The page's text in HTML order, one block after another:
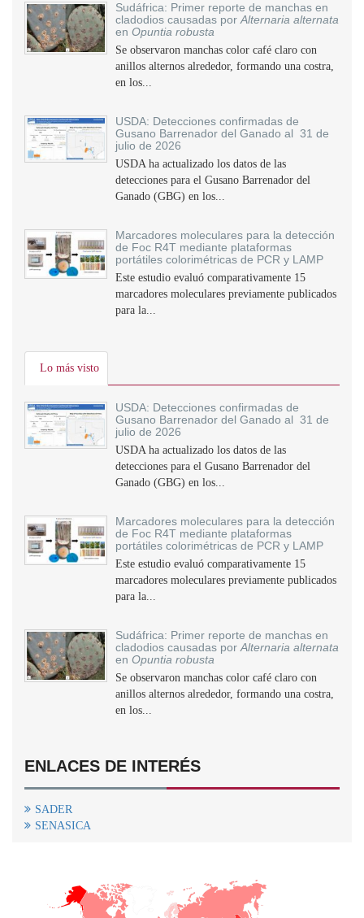
Sudáfrica: Primer reporte de manchas en
cladodios causadas por Alternaria alternata
en Opuntia robusta
Se observaron manchas color café claro con
anillos alternos alrededor, formando una costra,
en los...
USDA: Detecciones confirmadas de
Gusano Barrenador del Ganado al 31 de
julio de 2026
USDA ha actualizado los datos de las
detecciones para el Gusano Barrenador del
Ganado (GBG) en los...
Marcadores moleculares para la detección
de Foc R4T mediante plataformas
portátiles colorimétricas de PCR y LAMP
Este estudio evaluó comparativamente 15
marcadores moleculares previamente publicados
para la...
Lo más visto
USDA: Detecciones confirmadas de
Gusano Barrenador del Ganado al 31 de
julio de 2026
USDA ha actualizado los datos de las
detecciones para el Gusano Barrenador del
Ganado (GBG) en los...
Marcadores moleculares para la detección
de Foc R4T mediante plataformas
portátiles colorimétricas de PCR y LAMP
Este estudio evaluó comparativamente 15
marcadores moleculares previamente publicados
para la...
Sudáfrica: Primer reporte de manchas en
cladodios causadas por Alternaria alternata
en Opuntia robusta
Se observaron manchas color café claro con
anillos alternos alrededor, formando una costra,
en los...
ENLACES DE INTERÉS
SADER
SENASICA